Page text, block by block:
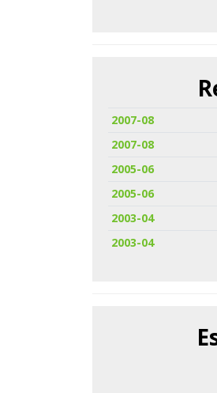
2007-08
2007-08
2005-06
2005-06
2003-04
2003-04